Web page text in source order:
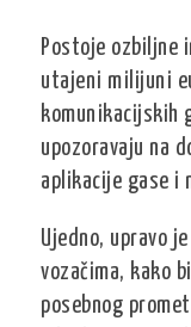
Postoje ozbiljne
utajeni milijuni
komunikacijskih
upozoravaju na
aplikacije gase i
Ujedno, upravo
vozačima, kako
posebnog